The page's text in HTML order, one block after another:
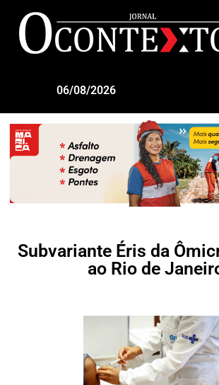
06/08/2026
Subvariante Éris da
ao Rio de